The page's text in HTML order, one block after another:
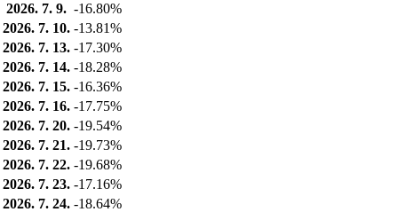
2026. 7. 9. -16.80%
2026. 7. 10. -13.81%
2026. 7. 13. -17.30%
2026. 7. 14. -18.28%
2026. 7. 15. -16.36%
2026. 7. 16. -17.75%
2026. 7. 20. -19.54%
2026. 7. 21. -19.73%
2026. 7. 22. -19.68%
2026. 7. 23. -17.16%
2026. 7. 24. -18.64%